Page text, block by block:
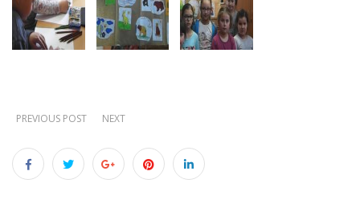
PREVIOUS POST NEXT